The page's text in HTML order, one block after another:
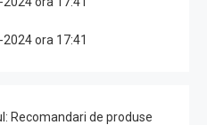
ora 17:41
Recomandari de produse